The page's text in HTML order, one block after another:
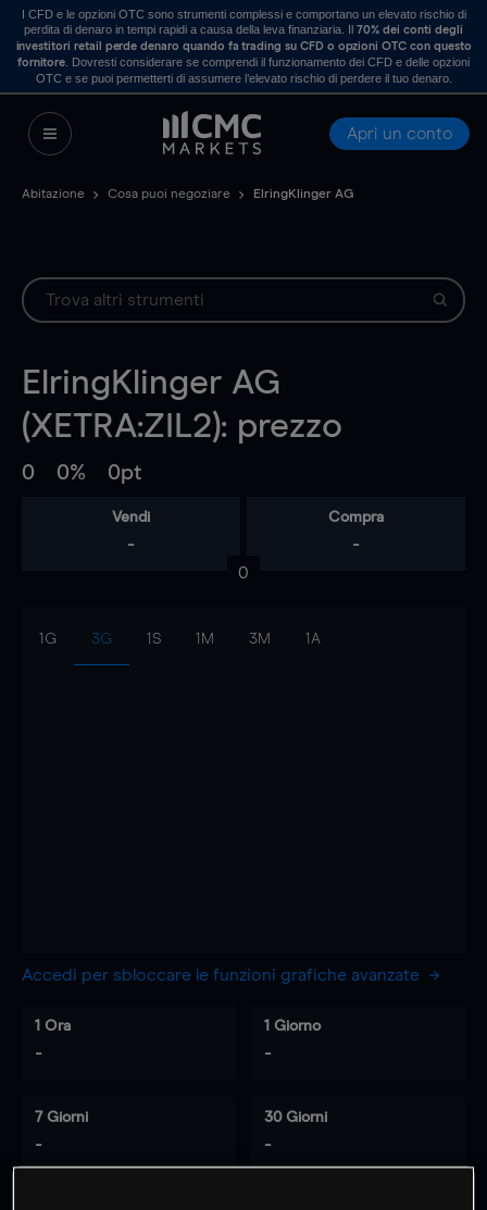
I CFD e le opzioni OTC sono strumenti complessi e comportano un elevato rischio di
perdita di denaro in tempi rapidi a causa della leva finanziaria. Il70% dei conti degli
investitori retail perde denaro quando fa trading su CFD o opzioni OTC con questo
fornitore . Dovresti considerare se comprendi il funzionamento dei CFD e delle opzioni
OTC e se puoi permetterti di assumere l’elevato rischio di perdere il tuo denaro.
Apri un conto
Abitazione Cosa puoi negoziare ElringKlinger AG
ElringKlinger AG
(XETRA:ZIL2): prezzo
0 0% 0pt
Vendi
-
Compra
-
0
1G 3G 1S 1M 3M 1A
Accedi per sbloccare le funzioni grafiche avanzate
1 Ora
-
1 Giorno
-
7 Giorni
-
30 Giorni
-